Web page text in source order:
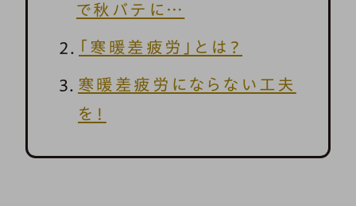
で秋バテに…
「寒暖差疲労」とは？
寒暖差疲労にならない工夫
を！